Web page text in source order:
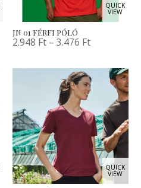
QUICK
VIEW
JN 01 FÉRFI PÓLÓ
2.948 Ft –3.476 Ft
QUICK
VIEW